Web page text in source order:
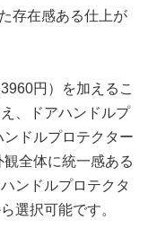
存在感ある仕上が
円）を加えるこ
、ドアハンドルプ
ドルプロテクター
観全体に統一感ある
ンドルプロテクタ
選択可能です。